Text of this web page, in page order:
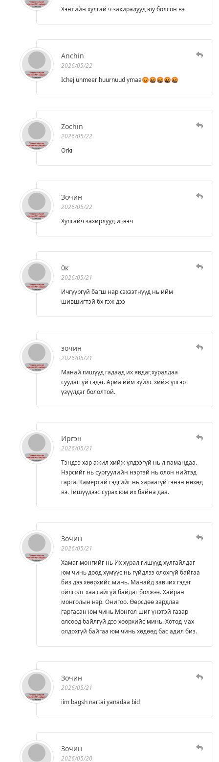
Хэнтийн хулгай ч захиралууд юу болсон вэ
Anchin
2026/05/22
Ichej uhmeer huurnuud ymaa😡🤬🤬🤬🤬
Zochin
2026/05/22
Orki
Зочин
2026/05/22
Хулгайч захирлууд ичээч
0к
2026/05/21
Ичгүүргүй багш нар сэхээтнүүд нь ийм
шившигтэй бх гэж дээ
зочин
2026/05/21
Манай гишүүд гадаад их явдаг,хуралдаа
суудаггүй гэдэг. Ариа ийм зүйлс хийж үлгэр
үзүүлдэг бололтой.
Иргэн
2026/05/21
Тэндээ хар ажил хийж үлдээгүй нь л яамандаа.
Нэрсийг нь сургуулийн нэртэй нь олон нийтэд
гарга. Камертай гэдгийг нь хараагүй гэнэн нөхөд
вэ. Гишүүдээс сурах юм их байна даа.
Зочин
2026/05/21
Хамаг мөнгийг нь Их хурал гишүүд хулгайлдаг
юм чинь доод хүмүүс нь гүйдлээ олохгүй байгаа
биз дээ хөөрхийс минь. Манайд завчих гэдэг
ойлголт хаа сайгүй байдаг болжээ. Хайран
монголын нэр. Онигоо. Өөрсдөө зардлаа
гаргасан юм чинь Монгол шиг үнэтэй газар
өлсөөд байлгүй дээ хөөрхийс минь. Хотод мах
олдохгүй байгаа юм чинь хөдөөд бас адил биз.
Зочин
2026/05/21
iim bagsh nartai yanadaa bid
Зочин
2026/05/20